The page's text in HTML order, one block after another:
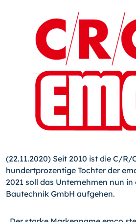
(22.11.2020) Seit 2010 ist die C/R/
hundertprozentige Tochter der
2021 soll das Unternehmen nun in
Bautechnik GmbH aufgehen.